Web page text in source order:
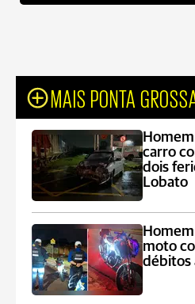
MAIS PONTA
carro
dois
Lobato
moto
débitos